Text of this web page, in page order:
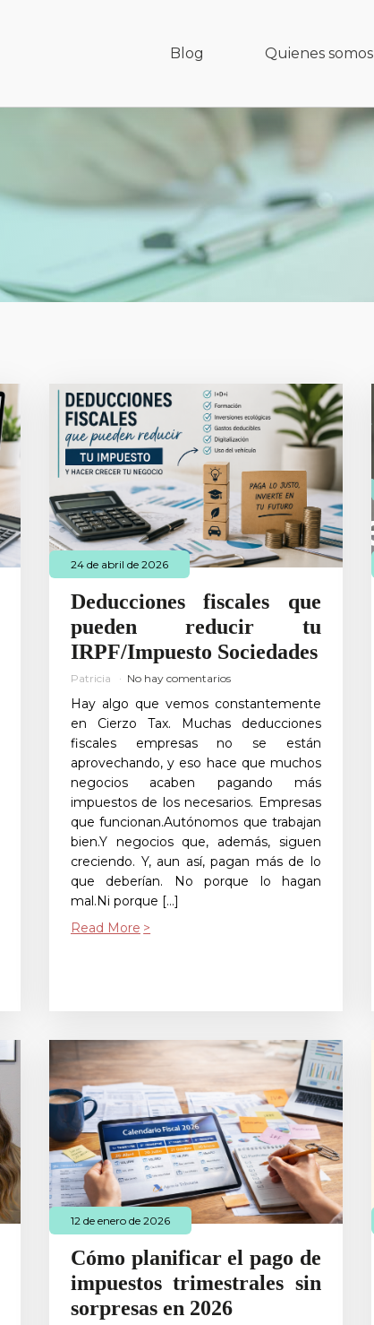
Blog Quienes somos
24 de abril de 2026
Deducciones fiscales que
pueden reducir tu
IRPF/Impuesto Sociedades
Patricia No hay comentarios
Hay algo que vemos constantemente
en Cierzo Tax. Muchas deducciones
fiscales empresas no se están
aprovechando, y eso hace que muchos
negocios acaben pagando más
impuestos de los necesarios. Empresas
que funcionan.Autónomos que trabajan
bien.Y negocios que, además, siguen
creciendo. Y, aun así, pagan más de lo
que deberían. No porque lo hagan
mal.Ni porque […]
Read More
12 de enero de 2026
Cómo planificar el pago de
impuestos trimestrales sin
sorpresas en 2026